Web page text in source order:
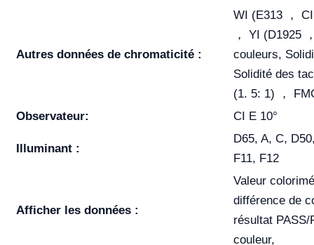
Autres données de chromaticité :
WI (E313 ，
， YI (D1925
couleurs,
Solidité des
(1. 5: 1) ，
Observateur:
CI E 10°
Illuminant :
D65, A, C,
F11, F12
Afficher les données :
Valeur
différence de
résultat PASS/
couleur,